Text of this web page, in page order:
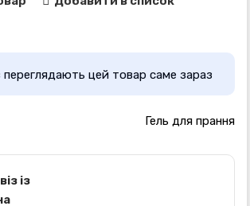
переглядають цей товар саме зараз
Гель для прання
із